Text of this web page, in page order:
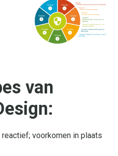
van
voorkomen in plaats